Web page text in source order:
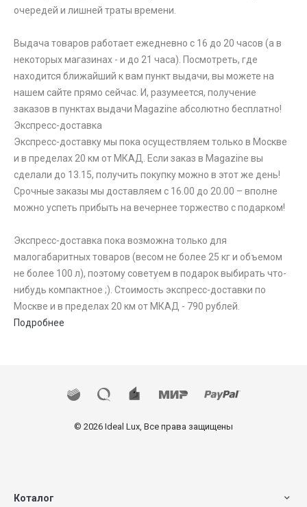
очередей и лишней траты времени.
Выдача товаров работает ежедневно с 16 до 20 часов (а в
некоторых магазинах - и до 21 часа). Посмотреть, где
находится ближайший к вам пункт выдачи, вы можете на
нашем сайте прямо сейчас. И, разумеется, получение
заказов в пунктах выдачи Magazine абсолютно бесплатно!
Экспресс-доставка
Экспресс-доставку мы пока осуществляем только в Москве
и в пределах 20 км от МКАД. Если заказ в Magazine вы
сделали до 13.15, получить покупку можно в этот же день!
Срочные заказы мы доставляем с 16.00 до 20.00 – вполне
можно успеть прибыть на вечернее торжество с подарком!
Экспресс-доставка пока возможна только для
малогабаритных товаров (весом не более 25 кг и объемом
не более 100 л), поэтому советуем в подарок выбирать что-
нибудь компактное ;). Стоимость экспресс-доставки по
Москве и в пределах 20 км от МКАД - 790 рублей.
Подробнее
© 2026 Ideal Lux, Все права защищены
Коталог